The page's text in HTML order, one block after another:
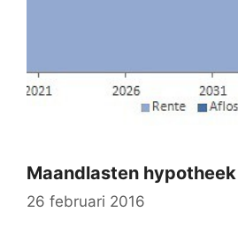
Maandlasten
26 februari 2016